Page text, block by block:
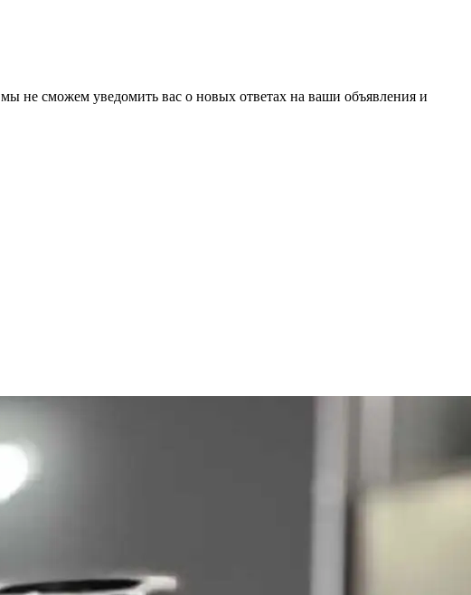
не сможем уведомить вас о новых ответах на ваши объявления и